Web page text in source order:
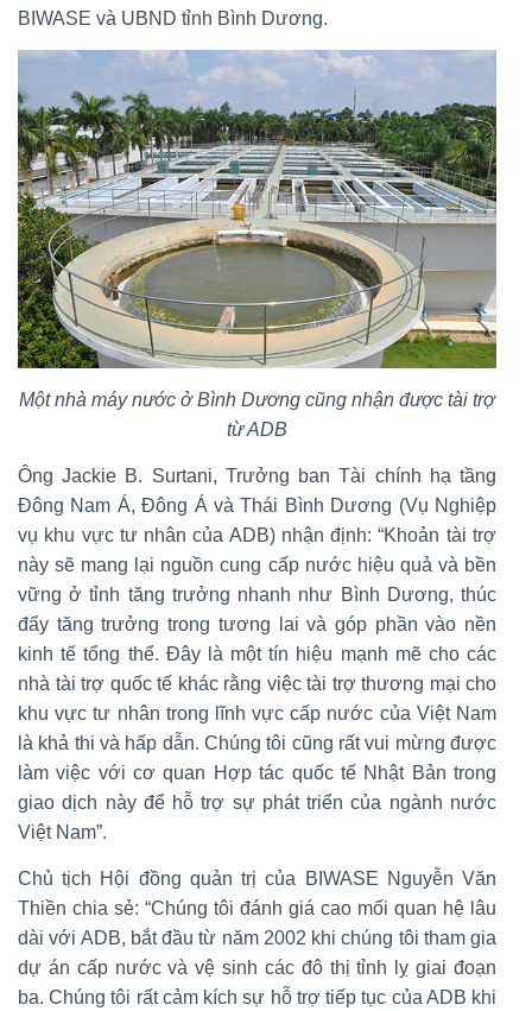
BIWASE và UBND tỉnh Bình Dương.
Một nhà máy nước ở Bình Dương cũng nhận được tài trợ
từ ADB
Ông Jackie B. Surtani, Trưởng ban Tài chính hạ tầng
Đông Nam Á, Đông Á và Thái Bình Dương (Vụ Nghiệp
vụ khu vực tư nhân của ADB) nhận định: “Khoản tài trợ
này sẽ mang lại nguồn cung cấp nước hiệu quả và bền
vững ở tỉnh tăng trưởng nhanh như Bình Dương, thúc
đẩy tăng trưởng trong tương lai và góp phần vào nền
kinh tế tổng thể. Đây là một tín hiệu mạnh mẽ cho các
nhà tài trợ quốc tế khác rằng việc tài trợ thương mại cho
khu vực tư nhân trong lĩnh vực cấp nước của Việt Nam
là khả thi và hấp dẫn. Chúng tôi cũng rất vui mừng được
làm việc với cơ quan Hợp tác quốc tế Nhật Bản trong
giao dịch này để hỗ trợ sự phát triển của ngành nước
Việt Nam”.
Chủ tịch Hội đồng quản trị của BIWASE Nguyễn Văn
Thiền chia sẻ: “Chúng tôi đánh giá cao mối quan hệ lâu
dài với ADB, bắt đầu từ năm 2002 khi chúng tôi tham gia
dự án cấp nước và vệ sinh các đô thị tỉnh lỵ giai đoạn
ba. Chúng tôi rất cảm kích sự hỗ trợ tiếp tục của ADB khi